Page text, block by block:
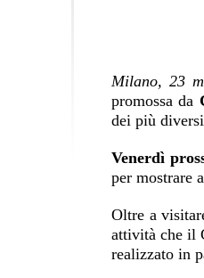
Milano, 23
promossa da
dei più
Venerdì
per mostrare
Oltre a
attività che il
realizzato in